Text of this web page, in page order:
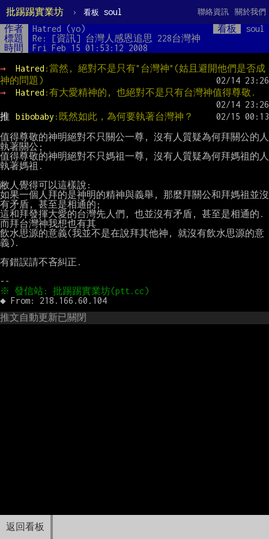
批踢踢實業坊 › 看板 soul 關於我們
聯絡資訊
返回看板
作者 Hatred (yo) 看板
soul
標題
Re: [資訊] 台灣人感恩追思 228台灣神
時間
Fri Feb 15 01:53:12 2008
→
Hatred :當然, 絕對不是只有"台灣神"(姑且避開他們是否成
神的問題)
→
Hatred :有大愛精神的, 也絕對不是只有台灣神值得尊敬.
推 bibobaby :既然如此，為何要執著台灣神？
值得尊敬的神明絕對不只關公一尊, 沒有人質疑為何拜關公的人
執著關公;
值得尊敬的神明絕對不只媽祖一尊, 沒有人質疑為何拜媽祖的人
執著媽祖.
敝人覺得可以這樣說:
如果一個人拜的是神明的精神與義舉, 那麼拜關公和拜媽祖並沒
有矛盾, 甚至是相通的;
這和拜發揮大愛的台灣先人們, 也並沒有矛盾, 甚至是相通的.
而拜台灣神我想也有其
飲水思源的意義(我並不是在說拜其他神, 就沒有飲水思源的意
義).
有錯誤請不吝糾正.
推文自動更新已關閉